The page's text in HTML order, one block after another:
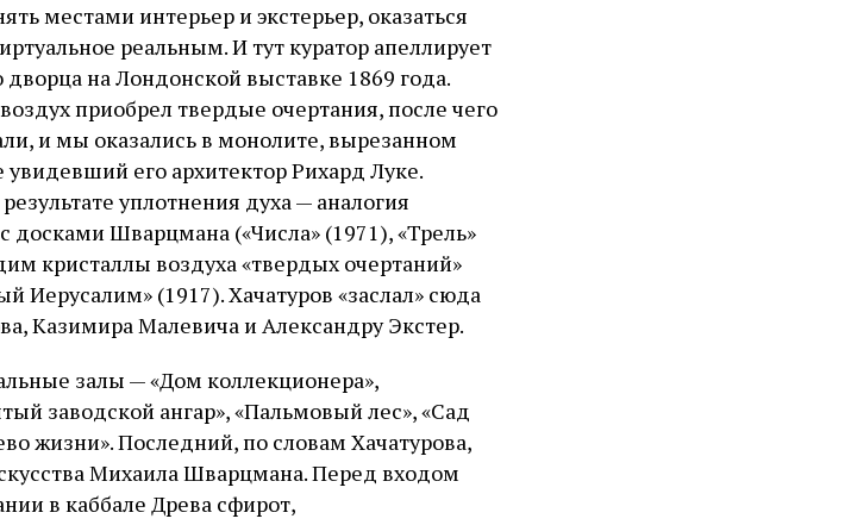
местами интерьер и экстерьер, оказаться
реальным. И тут куратор апеллирует
на Лондонской выставке 1869 года.
приобрел твердые очертания, после чего
и мы оказались в монолите, вырезанном
его архитектор Рихард Луке.
уплотнения духа — аналогия
досками Шварцмана («Числа» (1971), «Трель»
кристаллы воздуха «твердых очертаний»
Иерусалим» (1917). Хачатуров «заслал» сюда
Казимира Малевича и Александру Экстер.
залы — «Дом коллекционера»,
заводской ангар», «Пальмовый лес», «Сад
жизни». Последний, по словам Хачатурова,
Михаила Шварцмана. Перед входом
в каббале Древа сфирот,